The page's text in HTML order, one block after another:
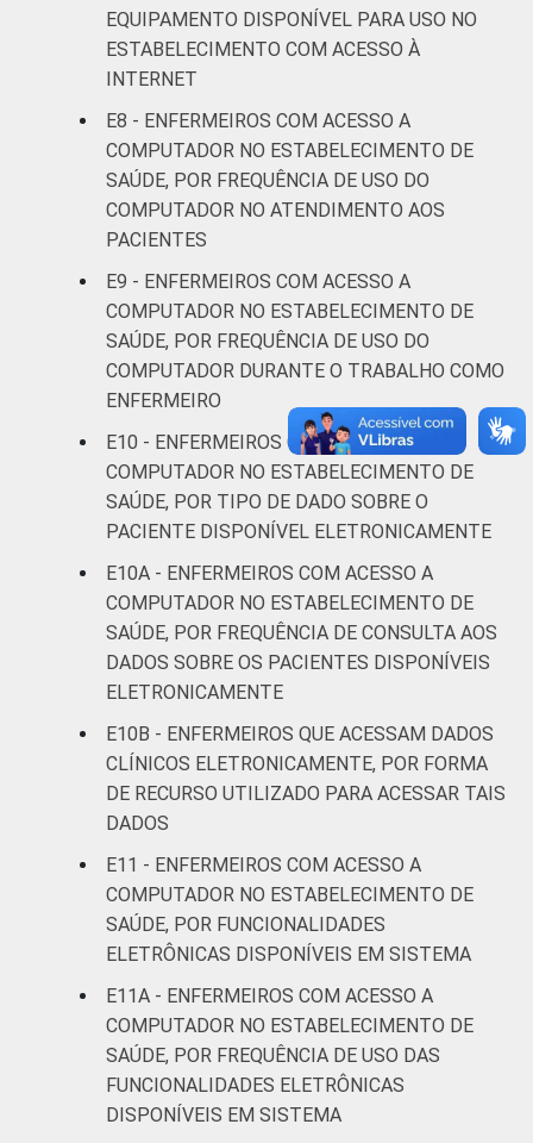
FAIXA ETÁRIA
Até 30
anos
86
De 31 a 40
anos
anos ou
89
LOCALIZAÇÃO Capital 95
Interior 85 15
Fonte: CGI.br/NIC.br, Centro Regional de
Estudos para o Desenvolvimento da
Sociedade da Informação (Cetic.br),
Pesquisa sobre o uso das tecnologias de
estabelecimentos de saúde brasileiros - TIC
Saúde 2019.
EQUIPAMENTO DISPONÍVEL PARA USO NO
ESTABELECIMENTO COM ACESSO À
INTERNET
E8 - ENFERMEIROS COM ACESSO A
COMPUTADOR NO ESTABELECIMENTO DE
SAÚDE, POR FREQUÊNCIA DE USO DO
COMPUTADOR NO ATENDIMENTO AOS
PACIENTES
E9 - ENFERMEIROS COM ACESSO A
COMPUTADOR NO ESTABELECIMENTO DE
SAÚDE, POR FREQUÊNCIA DE USO DO
COMPUTADOR DURANTE O TRABALHO COMO
ENFERMEIRO
E10 - ENFERMEIROS COM ACESSO A
COMPUTADOR NO ESTABELECIMENTO DE
SAÚDE, POR TIPO DE DADO SOBRE O
PACIENTE DISPONÍVEL ELETRONICAMENTE
E10A - ENFERMEIROS COM ACESSO A
COMPUTADOR NO ESTABELECIMENTO DE
SAÚDE, POR FREQUÊNCIA DE CONSULTA AOS
DADOS SOBRE OS PACIENTES DISPONÍVEIS
ELETRONICAMENTE
E10B - ENFERMEIROS QUE ACESSAM DADOS
CLÍNICOS ELETRONICAMENTE, POR FORMA
DE RECURSO UTILIZADO PARA ACESSAR TAIS
DADOS
E11 - ENFERMEIROS COM ACESSO A
COMPUTADOR NO ESTABELECIMENTO DE
SAÚDE, POR FUNCIONALIDADES
ELETRÔNICAS DISPONÍVEIS EM SISTEMA
E11A - ENFERMEIROS COM ACESSO A
COMPUTADOR NO ESTABELECIMENTO DE
SAÚDE, POR FREQUÊNCIA DE USO DAS
FUNCIONALIDADES ELETRÔNICAS
DISPONÍVEIS EM SISTEMA